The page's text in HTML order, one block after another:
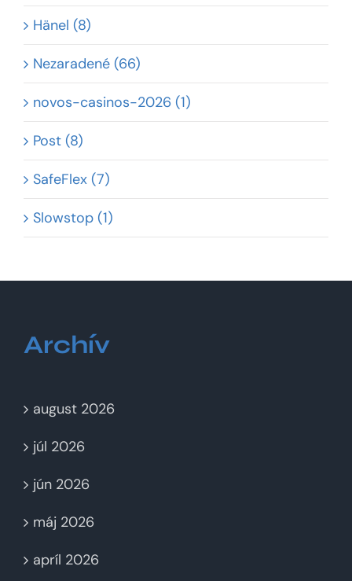
Hänel (8)
Nezaradené (66)
novos-casinos-2026 (1)
Post (8)
SafeFlex (7)
Slowstop (1)
Archív
august 2026
júl 2026
jún 2026
máj 2026
apríl 2026